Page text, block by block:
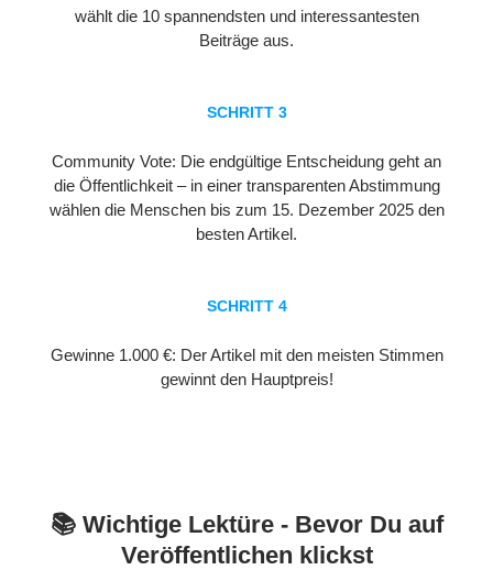
wählt die 10 spannendsten und interessantesten
Beiträge aus.
SCHRITT 3
Community Vote: Die endgültige Entscheidung geht an
die Öffentlichkeit – in einer transparenten Abstimmung
wählen die Menschen bis zum 15. Dezember 2025 den
besten Artikel.
SCHRITT 4
Gewinne 1.000 €: Der Artikel mit den meisten Stimmen
gewinnt den Hauptpreis!
📚 Wichtige Lektüre - Bevor Du auf
Veröffentlichen klickst